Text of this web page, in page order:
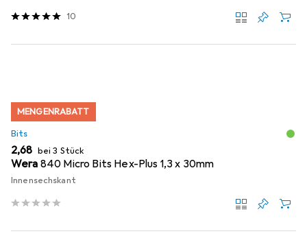
10
MENGENRABATT
Bits
EUR
2,68 bei 3 Stück
Wera 840 Micro Bits Hex-Plus 1,3 x 30mm
Innensechskant